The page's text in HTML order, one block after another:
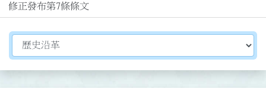
修正發布第7條條文
切換選擇法規資訊內容